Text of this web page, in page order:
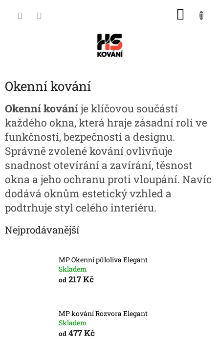
Okenní kování
Okenní kováníje klíčovou součástí
každého okna, která hraje zásadní roli ve
funkčnosti, bezpečnosti a designu.
Správně zvolené kování ovlivňuje
snadnost otevírání a zavírání, těsnost
okna a jeho ochranu proti vloupání. Navíc
dodává oknům estetický vzhled a
podtrhuje styl celého interiéru.
Nejprodávanější
MP Okenní půloliva Elegant
Skladem
od 217 Kč
MP kování Rozvora Elegant
Skladem
od 477 Kč